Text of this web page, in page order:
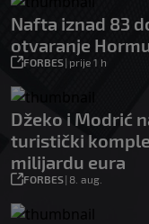
Nafta iznad 83
otvaranje
FORBES| prije 1 h
Džeko i Modrić
turistički
milijardu eura
FORBES| 8. aug.